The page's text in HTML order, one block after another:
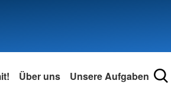
Über uns Unsere Aufgaben